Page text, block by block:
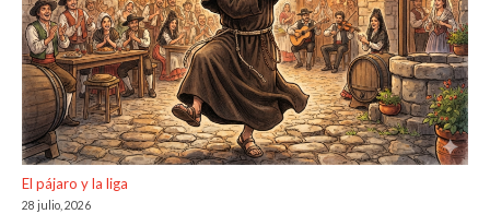
El pájaro y la liga
28 julio, 2026